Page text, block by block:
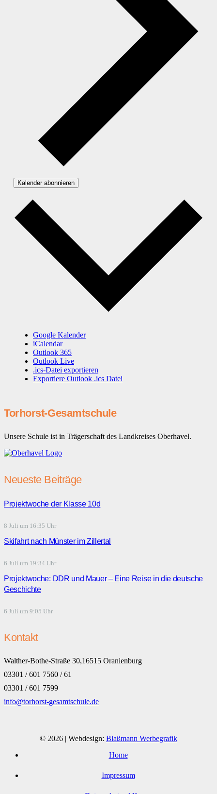
Kalender abonnieren
Google Kalender
iCalendar
Outlook 365
Outlook Live
.ics-Datei exportieren
Exportiere Outlook .ics Datei
Torhorst-Gesamtschule
Unsere Schule ist in Trägerschaft des Landkreises Oberhavel.
Neueste Beiträge
Projektwoche der Klasse 10d
8 Juli um 16:35 Uhr
Skifahrt nach Münster im Zillertal
6 Juli um 19:34 Uhr
Projektwoche: DDR und Mauer – Eine Reise in die deutsche
Geschichte
6 Juli um 9:05 Uhr
Kontakt
Walther-Bothe-Straße 30,16515 Oranienburg
03301 / 601 7560 / 61
03301 / 601 7599
info@torhorst-gesamtschule.de
© 2026 | Webdesign: Blaßmann Werbegrafik
Home
Impressum